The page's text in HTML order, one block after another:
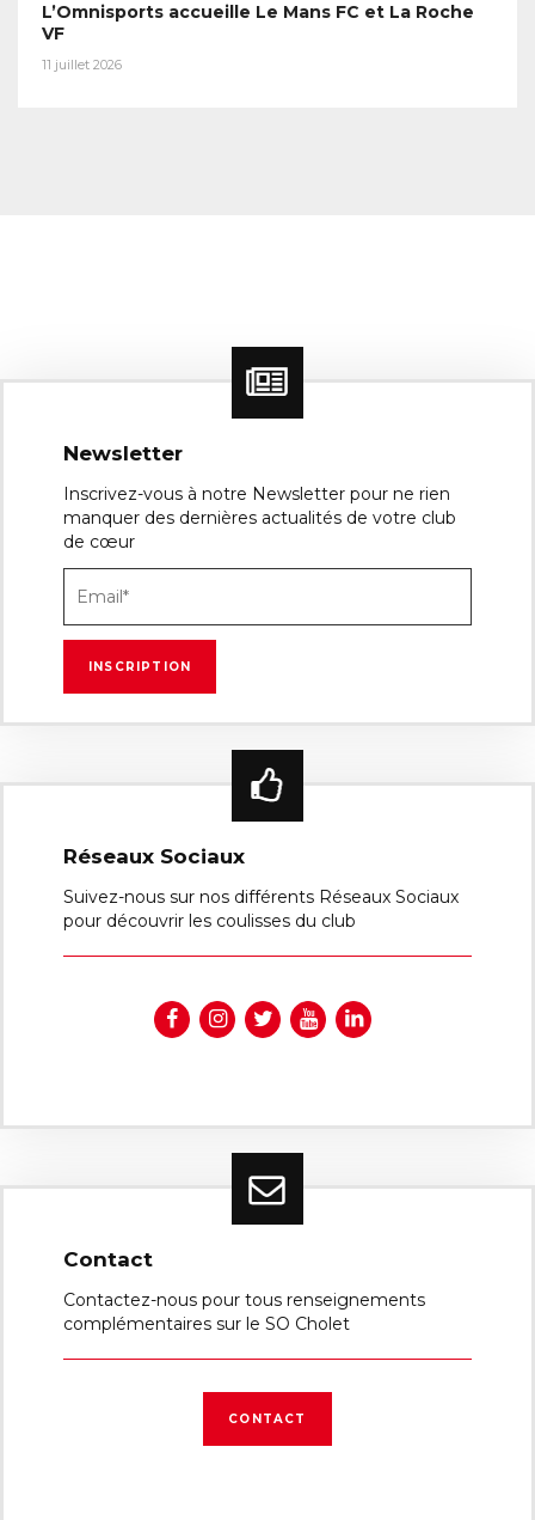
L’Omnisports accueille Le Mans FC et La Roche
VF
11 juillet 2026
Newsletter
Inscrivez-vous à notre Newsletter pour ne rien
manquer des dernières actualités de votre club
de cœur
Réseaux Sociaux
Suivez-nous sur nos différents Réseaux Sociaux
pour découvrir les coulisses du club
Contact
Contactez-nous pour tous renseignements
complémentaires sur le SO Cholet
CONTACT